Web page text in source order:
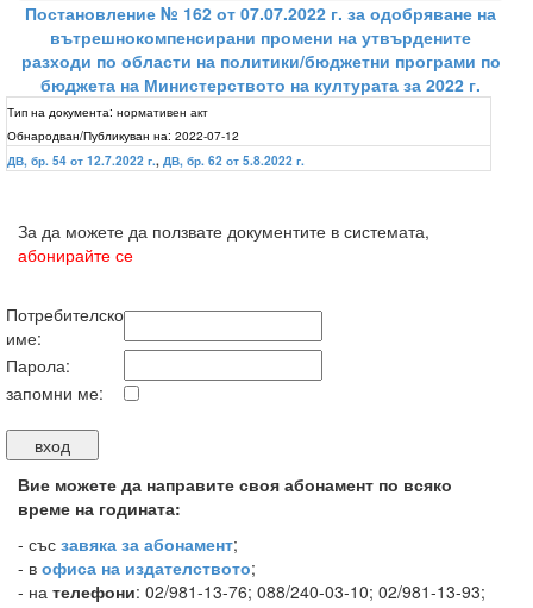
Постановление № 162 от 07.07.2022 г. за одобряване на
вътрешнокомпенсирани промени на утвърдените
разходи по области на политики/бюджетни програми по
бюджета на Министерството на културата за 2022 г.
Тип на документа: нормативен акт
Обнародван/Публикуван на: 2022-07-12
ДВ, бр. 54 от 12.7.2022 г., ДВ, бр. 62 от 5.8.2022 г.
За да можете да ползвате документите в системата,
абонирайте се
Потребителско
име:
Парола:
запомни ме:
Вие можете да направите своя абонамент по всяко
време на годината:
- със завяка за абонамент;
- в офиса на издателството;
- на телефони: 02/981-13-76; 088/240-03-10; 02/981-13-93;